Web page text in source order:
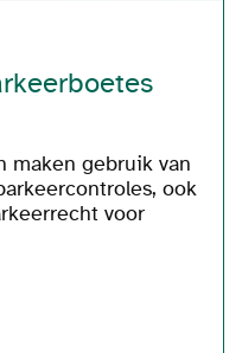
maken gebruik van
ook
voor